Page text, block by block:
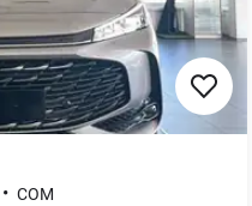
• COM